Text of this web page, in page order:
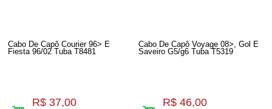
Cabo De Capô Courier 96> E
Fiesta 96/02 Tuba T8481
R$ 37,00
Cabo De Capô Voyage 08>, Gol E
Saveiro G5/g6 Tuba T5319
R$ 46,00